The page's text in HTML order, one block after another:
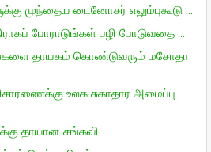
முந்தைய டைனோசர் எலும்புகூடு ...
போராடுங்கள் பழி போடுவதை ...
தாயகம் கொண்டுவரும் மசோதா
உலக சுகாதார அமைப்பு
தாயான சங்கவி